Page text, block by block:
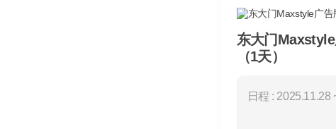
东大门
（1天）
日程 : 2025.11.28